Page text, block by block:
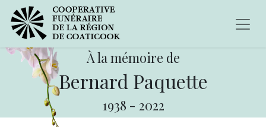
À la mémoire de
Bernard Paquette
1938 - 2022